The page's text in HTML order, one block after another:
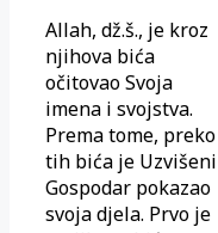
Allah, dž.š., je kroz
njihova bića
očitovao Svoja
imena i svojstva.
Prema tome, preko
tih bića je Uzvišeni
Gospodar pokazao
svoja djela. Prvo je